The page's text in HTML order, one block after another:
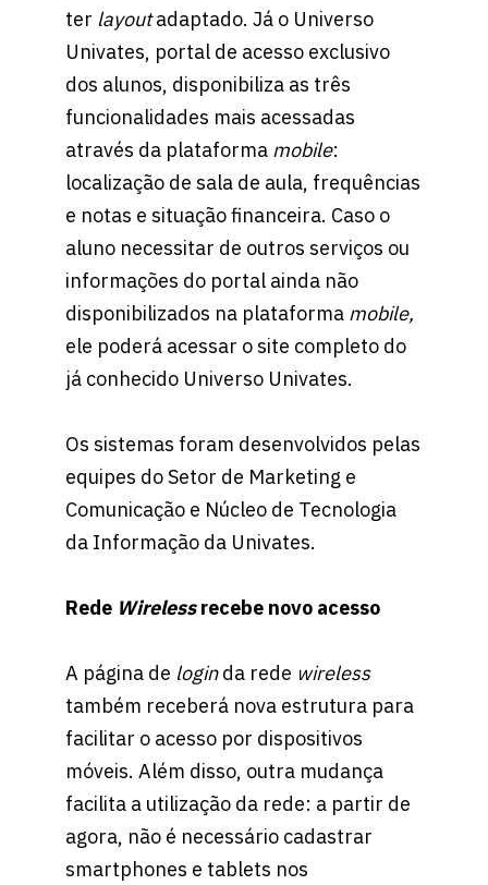
ter layoutadaptado. Já o Universo
Univates, portal de acesso exclusivo
dos alunos, disponibiliza as três
funcionalidades mais acessadas
através da plataforma mobile:
localização de sala de aula, frequências
e notas e situação financeira. Caso o
aluno necessitar de outros serviços ou
informações do portal ainda não
disponibilizados na plataforma mobile,
ele poderá acessar o site completo do
já conhecido Universo Univates.
Os sistemas foram desenvolvidos pelas
equipes do Setor de Marketing e
Comunicação e Núcleo de Tecnologia
da Informação da Univates.
Rede Wirelessrecebe novo acesso
A página de loginda rede wireless
também receberá nova estrutura para
facilitar o acesso por dispositivos
móveis. Além disso, outra mudança
facilita a utilização da rede: a partir de
agora, não é necessário cadastrar
smartphones e tablets nos